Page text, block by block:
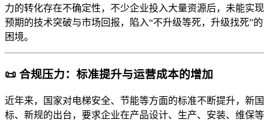
力的转化存在不确定性，不少企业投入大量资源后，未能实现
预期的技术突破与市场回报，陷入“不升级等死，升级找死”的
困境。
📜 合规压力：标准提升与运营成本的增加
近年来，国家对电梯安全、节能等方面的标准不断提升，新国
标、新规的出台，要求企业在产品设计、生产、安装、维保等